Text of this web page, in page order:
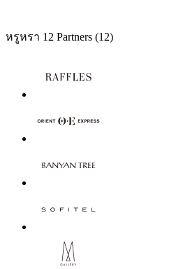
หรูหรา 12 Partners (12)